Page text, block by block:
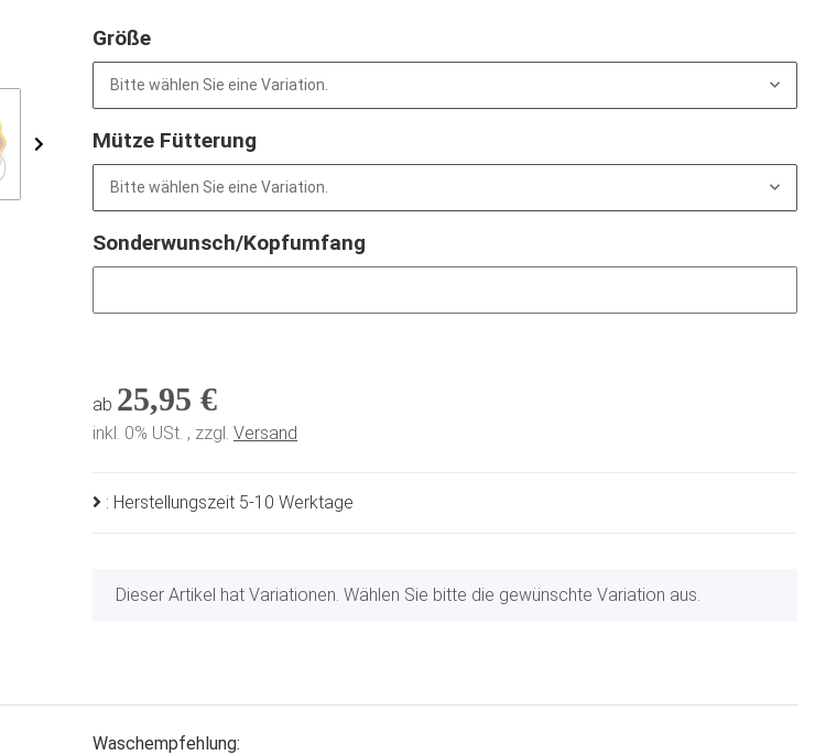
Größe
Bitte wählen Sie eine Variation.
Mütze Fütterung
Bitte wählen Sie eine Variation.
Sonderwunsch/Kopfumfang
ab 25,95 €
inkl. 0% USt. , zzgl. Versand
: Herstellungszeit 5-10 Werktage
x
Dieser Artikel hat Variationen. Wählen Sie bitte die gewünschte Variation aus.
Waschempfehlung: